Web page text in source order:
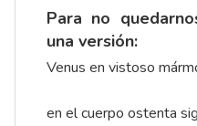
Para no
una versión:
Venus en vistoso
en el cuerpo ostenta